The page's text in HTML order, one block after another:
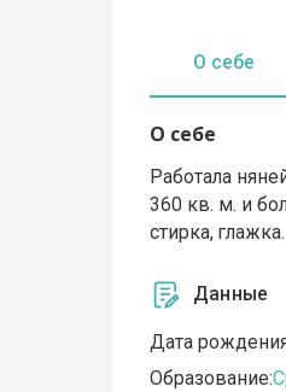
О себе
О себе
Работала
360 кв. м. и
стирка, глажка.
Данные
Дата
Образование: